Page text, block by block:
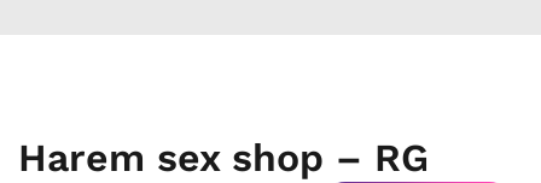
Harem sex shop – RG